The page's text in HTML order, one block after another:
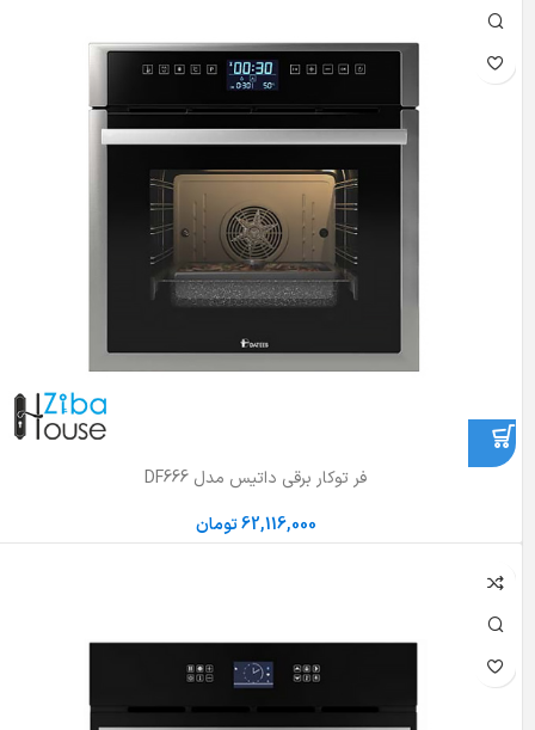
فر توکار برقی داتیس مدل DF666
62,116,000تومان